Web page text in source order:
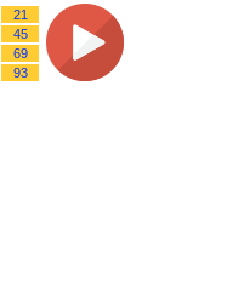
21
45
69
93